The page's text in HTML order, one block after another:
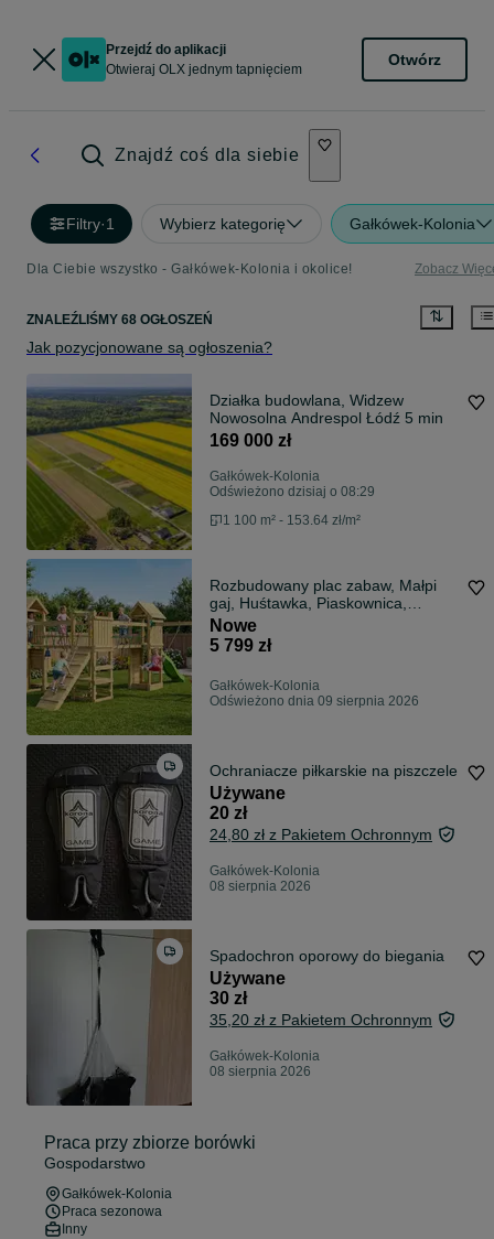
Przejdź do aplikacji
Otwieraj OLX jednym tapnięciem
Otwórz
Znajdź coś dla siebie
Filtry·1 Wybierz kategorię Gałkówek-Kolonia
Dla Ciebie wszystko - Gałkówek-Kolonia i okolice! Zobacz
ZNALEŹLIŚMY 68 OGŁOSZEŃ
Jak pozycjonowane są ogłoszenia?
Działka budowlana, Widzew
Nowosolna Andrespol Łódź 5 min
169 000 zł
Gałkówek-Kolonia
Odświeżono dzisiaj o 08:29
1 100 m² - 153.64 zł/m²
Rozbudowany plac zabaw, Małpi
gaj, Huśtawka, Piaskownica,
DARMOWA DOSTAWA
Nowe
5 799 zł
Gałkówek-Kolonia
Odświeżono dnia 09 sierpnia 2026
Ochraniacze piłkarskie na piszczele
Używane
20 zł
24,80 zł z Pakietem Ochronnym
Gałkówek-Kolonia
08 sierpnia 2026
Spadochron oporowy do biegania
Używane
30 zł
35,20 zł z Pakietem Ochronnym
Gałkówek-Kolonia
08 sierpnia 2026
Praca przy zbiorze borówki
Gospodarstwo
Gałkówek-Kolonia
Praca sezonowa
Inny